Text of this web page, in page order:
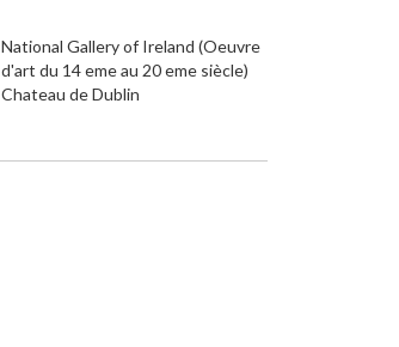
National Gallery of Ireland (Oeuvre
d'art du 14 eme au 20 eme siècle)
Chateau de Dublin